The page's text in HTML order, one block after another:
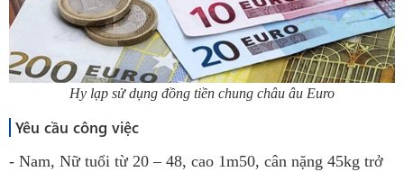
Hy lạp sử dụng đồng tiền chung châu âu Euro
Yêu cầu công việc
- Nam, Nữ tuổi từ 20 – 48, cao 1m50, cân nặng 45kg trở